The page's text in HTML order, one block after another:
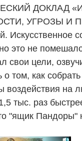
ДОКЛАД
УГРОЗЫ И
Искусственное
это не
свои цели,
том, как
воздействия на
тыс. раз
"ящик Пандоры"